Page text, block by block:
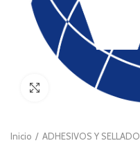
Click to enlarge
Inicio ADHESIVOS Y SELLADO